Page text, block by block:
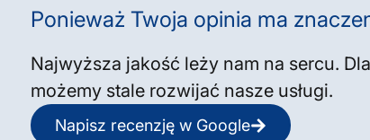
Ponieważ Twoja opinia ma
Najwyższa jakość leży nam na sercu.
możemy stale rozwijać nasze usługi.
Napisz recenzję w Google